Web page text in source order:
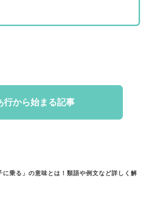
行から始まる記事
に乗る」の意味とは！類語や例文など詳しく解